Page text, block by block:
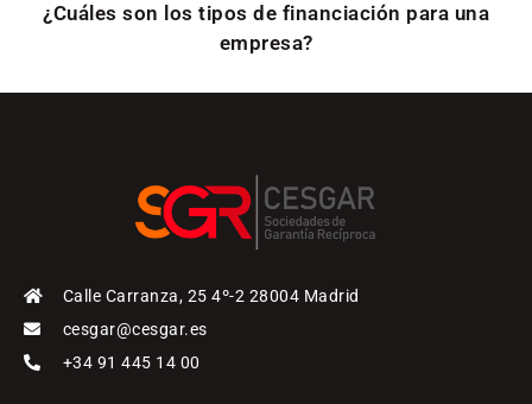
¿Cuáles son los tipos de financiación para una
empresa?
Calle Carranza, 25 4º-2 28004 Madrid
cesgar@cesgar.es
+34 91 445 14 00